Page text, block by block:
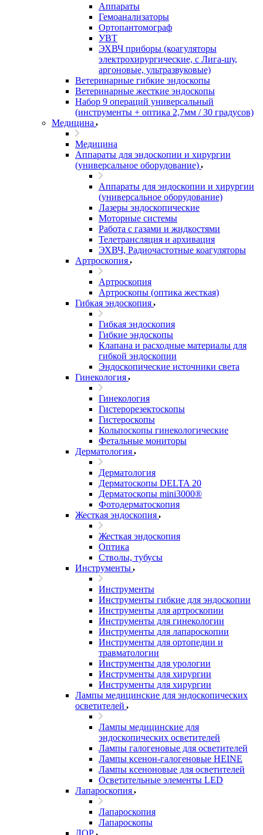
Аппараты
Гемоанализаторы
Ортопантомограф
УВТ
ЭХВЧ приборы (коагуляторы
электрохирургические, с Лига-шу,
аргоновые, ультразвуковые)
Ветеринарные гибкие эндоскопы
Ветеринарные жесткие эндоскопы
Набор 9 операций универсальный
(инструменты + оптика 2,7мм / 30 градусов)
Медицина
Медицина
Аппараты для эндоскопии и хирургии
(универсальное оборудование)
Аппараты для эндоскопии и хирургии
(универсальное оборудование)
Лазеры эндоскопические
Моторные системы
Работа с газами и жидкостями
Телетрансляция и архивация
ЭХВЧ, Радиочастотные коагуляторы
Артроскопия
Артроскопия
Артроскопы (оптика жесткая)
Гибкая эндоскопия
Гибкая эндоскопия
Гибкие эндоскопы
Клапана и расходные материалы для
гибкой эндоскопии
Эндоскопические источники света
Гинекология
Гинекология
Гистерорезектоскопы
Гистероскопы
Кольпоскопы гинекологические
Фетальные мониторы
Дерматология
Дерматология
Дерматоскопы DELTA 20
Дерматоскопы mini3000®
Фотодерматоскопия
Жесткая эндоскопия
Жесткая эндоскопия
Оптика
Стволы, тубусы
Инструменты
Инструменты
Инструменты гибкие для эндоскопии
Инструменты для артроскопии
Инструменты для гинекологии
Инструменты для лапароскопии
Инструменты для ортопедии и
травматологии
Инструменты для урологии
Инструменты для хирургии
Инструменты для хирургии
Лампы медицинские для эндоскопических
осветителей
Лампы медицинские для
эндоскопических осветителей
Лампы галогеновые для осветителей
Лампы ксенон-галогеновые HEINE
Лампы ксеноновые для осветителей
Осветительные элементы LED
Лапароскопия
Лапароскопия
Лапароскопы
ЛОР